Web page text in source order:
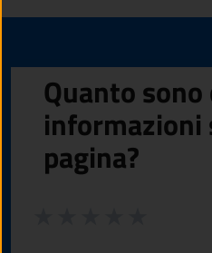
Quanto
informazioni
pagina?